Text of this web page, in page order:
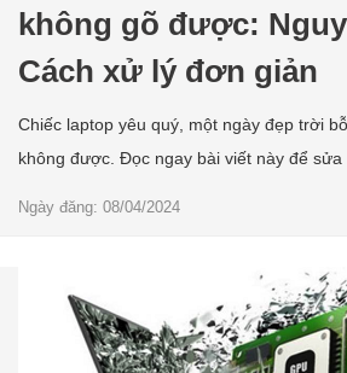
không gõ được:
Cách xử lý đơn giản
Chiếc laptop yêu quý, một ngày đẹp trời
không được. Đọc ngay bài viết này để sửa
Ngày đăng: 08/04/2024